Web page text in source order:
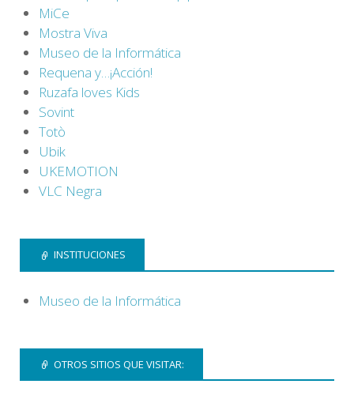
MiCe
Mostra Viva
Museo de la Informática
Requena y…¡Acción!
Ruzafa loves Kids
Sovint
Totò
Ubik
UKEMOTION
VLC Negra
INSTITUCIONES
Museo de la Informática
OTROS SITIOS QUE VISITAR: